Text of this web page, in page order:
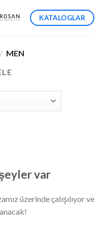
KATALOGLAR
/ MEN
var
üzerinde çalışılıyor ve